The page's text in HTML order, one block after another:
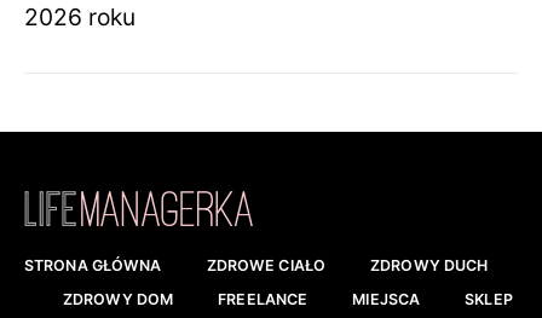
2026 roku
STRONA GŁÓWNA ZDROWE CIAŁO
ZDROWY DUCH
ZDROWY DOM
FREELANCE MIEJSCA SKLEP